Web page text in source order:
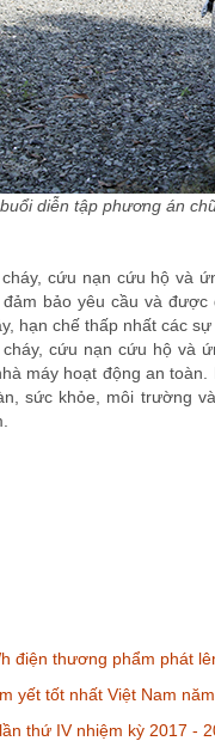
diễn tập phương án
cứu nạn cứu hộ và
bảo yêu cầu và
hạn chế thấp nhất các
cứu nạn cứu hộ và
máy hoạt động an
sức khỏe, môi trường
điện thương phẩm phát
yết tốt nhất Việt Nam
thứ IV nhiệm kỳ 2017 -